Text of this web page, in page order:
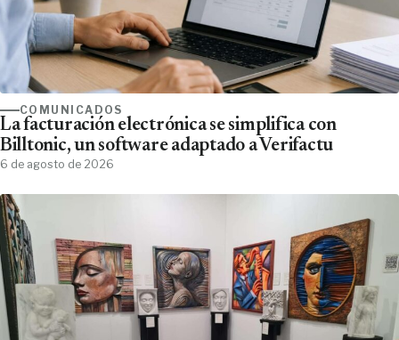
COMUNICADOS
La facturación electrónica se simplifica con
Billtonic, un software adaptado a Verifactu
6 de agosto de 2026